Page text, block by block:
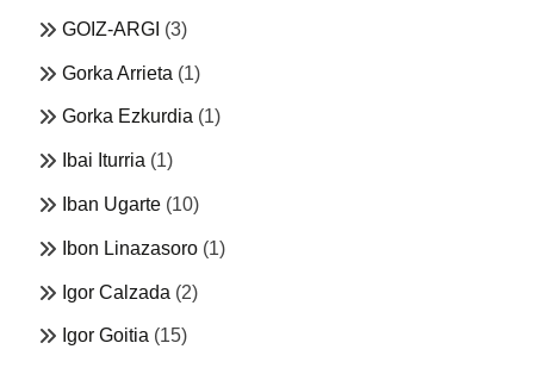
GOIZ-ARGI (3)
Gorka Arrieta (1)
Gorka Ezkurdia (1)
Ibai Iturria (1)
Iban Ugarte (10)
Ibon Linazasoro (1)
Igor Calzada (2)
Igor Goitia (15)